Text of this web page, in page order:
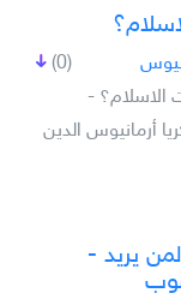
(0)
الاسلام؟ -
أرمانيوس الدين
يريد -